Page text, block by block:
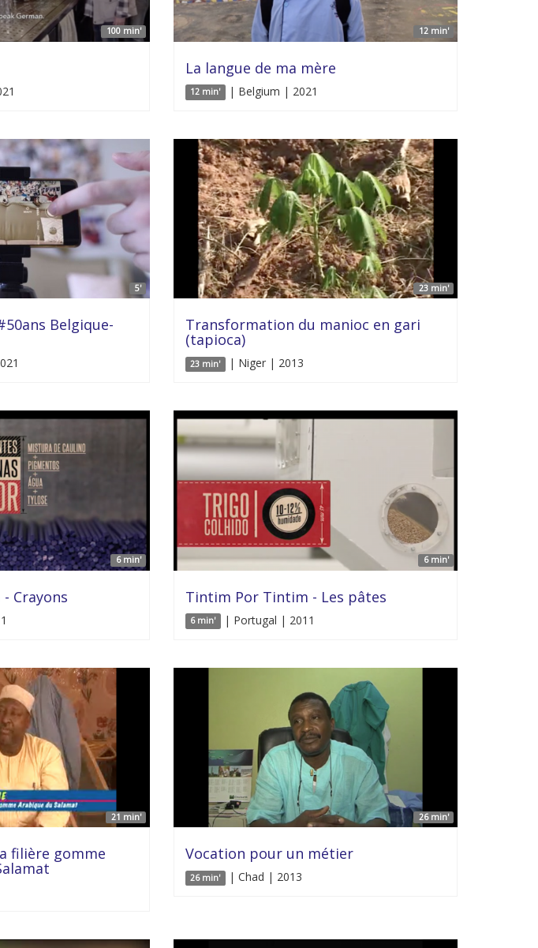
100 min' 12 min'
La langue de ma mère
12 min' | Belgium | 2021
5'
Belgique-
23 min'
Transformation du manioc en gari
(tapioca)
23 min' | Niger | 2013
6 min'
Crayons
6 min'
Tintim Por Tintim - Les pâtes
6 min' | Portugal | 2011
21 min'
filière gomme
26 min'
Vocation pour un métier
26 min' | Chad | 2013